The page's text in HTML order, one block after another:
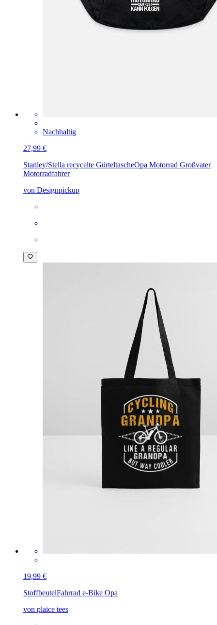
Nachhaltig
27,99 €
Stanley/Stella recycelte GürteltascheOpa Motorrad Großvater
Motorradfahrer
von Designpickup
19,99 €
StoffbeutelFahrrad e-Bike Opa
von plaice tees